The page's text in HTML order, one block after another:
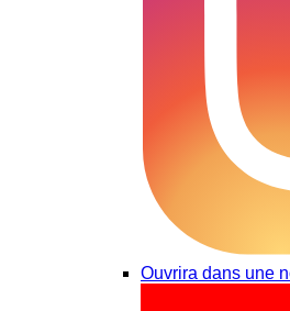
Ouvrira dans une